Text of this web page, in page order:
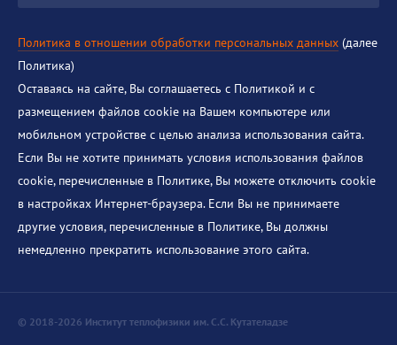
Политика в отношении обработки персональных данных (далее
Политика)
Оставаясь на сайте, Вы соглашаетесь с Политикой и с
размещением файлов cookie на Вашем компьютере или
мобильном устройстве с целью анализа использования сайта.
Если Вы не хотите принимать условия использования файлов
cookie, перечисленные в Политике, Вы можете отключить cookie
в настройках Интернет-браузера. Если Вы не принимаете
другие условия, перечисленные в Политике, Вы должны
немедленно прекратить использование этого сайта.
© 2018-2026 Институт теплофизики им. С.С. Кутателадзе